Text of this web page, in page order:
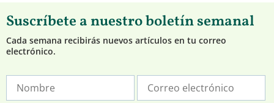
Suscríbete a nuestro boletín semanal
Cada semana recibirás nuevos artículos en tu correo
electrónico.